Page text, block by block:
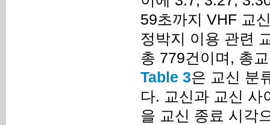
59초까지 VHF 교
정박지 이용 관련
총 779건이며, 총
Table 3은 교신 분
다. 교신과 교신 사
을 교신 종료 시각